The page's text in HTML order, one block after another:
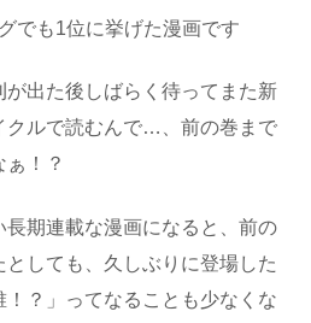
でも1位に挙げた漫画です
出た後しばらく待ってまた新
クルで読むんで…、前の巻まで
！？
長期連載な漫画になると、前の
しても、久しぶりに登場した
？」ってなることも少なくな